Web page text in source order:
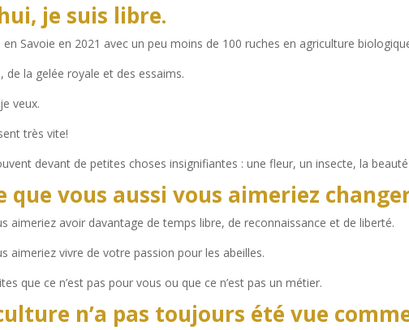
je suis libre.
en Savoie en 2021 avec un peu moins de 100 ruches en agriculture
de la gelée royale et des essaims.
veux.
très vite!
devant de petites choses insignifiantes : une fleur, un insecte, la
que vous aussi vous aimeriez
aimeriez avoir davantage de temps libre, de reconnaissance et de liberté.
aimeriez vivre de votre passion pour les abeilles.
que ce n’est pas pour vous ou que ce n’est pas un métier.
n’a pas toujours été vue